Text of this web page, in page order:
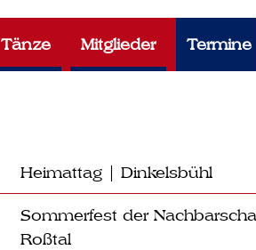
Tänze Mitglieder Termine
Heimattag | Dinkelsbühl
Sommerfest der
Roßtal